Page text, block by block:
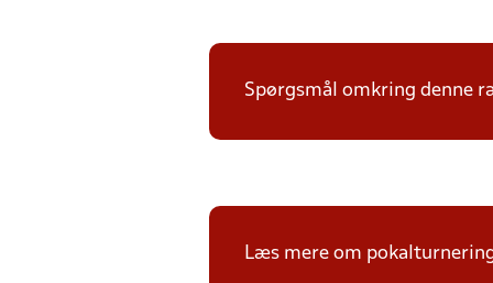
Spørgsmål omkring denne
Læs mere om